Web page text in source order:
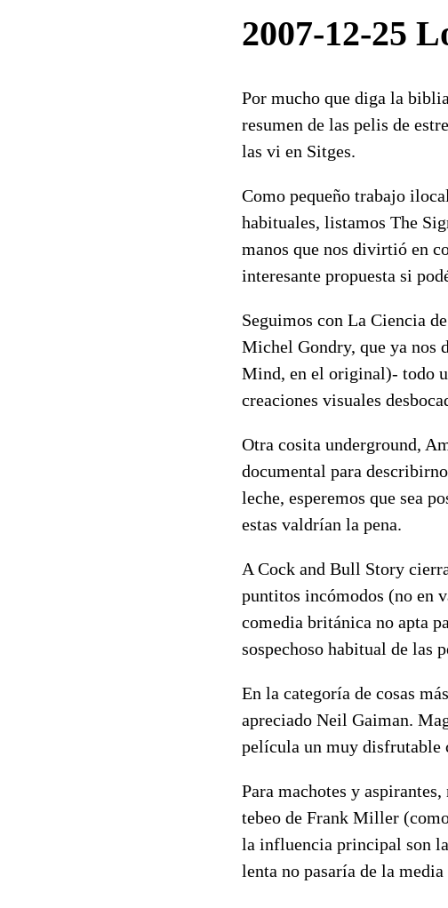
2007-12-25
Por mucho que diga la
resumen de las pelis de
las vi en Sitges.
Como pequeño trabajo
habituales, listamos The
manos que nos divirtió en
interesante propuesta si
Seguimos con La Ciencia
Michel Gondry, que ya nos
Mind, en el original)- todo
creaciones visuales
Otra cosita underground,
documental para
leche, esperemos que sea
estas valdrían la pena.
A Cock and Bull Story
puntitos incómodos (no en
comedia británica no apta
sospechoso habitual de las
En la categoría de cosas
apreciado Neil Gaiman.
película un muy disfrutable
Para machotes y
tebeo de Frank Miller
la influencia principal son
lenta no pasaría de la